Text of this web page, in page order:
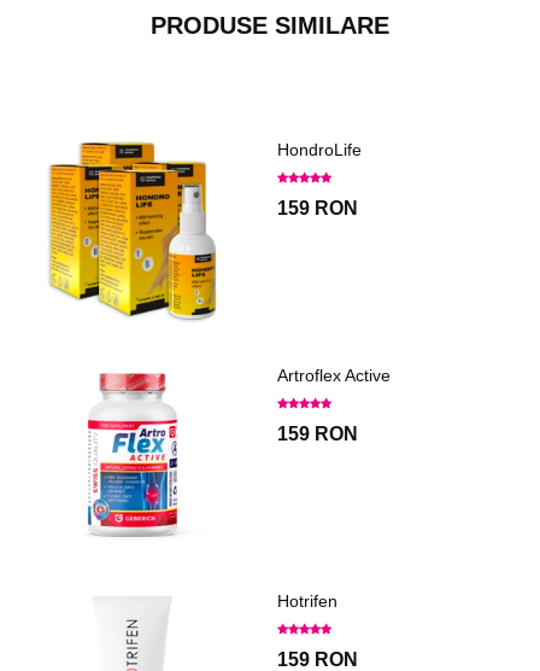
PRODUSE SIMILARE
HondroLife
159 RON
Artroflex Active
159 RON
Hotrifen
159 RON